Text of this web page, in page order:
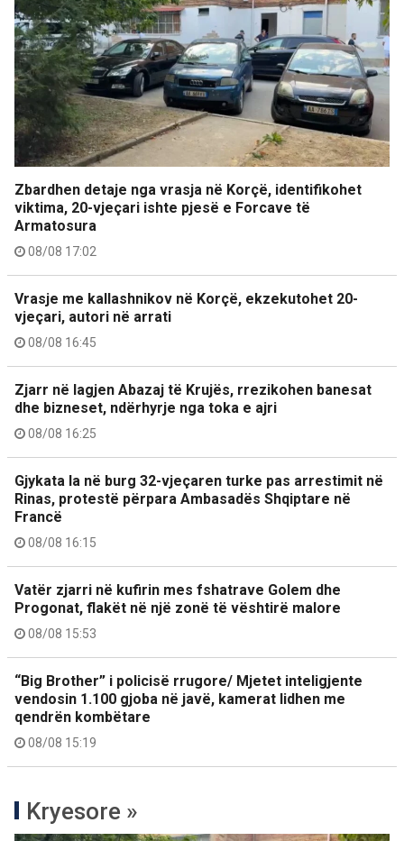
Zbardhen detaje nga vrasja në Korçë, identifikohet
viktima, 20-vjeçari ishte pjesë e Forcave të
Armatosura
08/08 17:02
Vrasje me kallashnikov në Korçë, ekzekutohet 20-
vjeçari, autori në arrati
08/08 16:45
Zjarr në lagjen Abazaj të Krujës, rrezikohen banesat
dhe bizneset, ndërhyrje nga toka e ajri
08/08 16:25
Gjykata la në burg 32-vjeçaren turke pas arrestimit në
Rinas, protestë përpara Ambasadës Shqiptare në
Francë
08/08 16:15
Vatër zjarri në kufirin mes fshatrave Golem dhe
Progonat, flakët në një zonë të vështirë malore
08/08 15:53
“Big Brother” i policisë rrugore/ Mjetet inteligjente
vendosin 1.100 gjoba në javë, kamerat lidhen me
qendrën kombëtare
08/08 15:19
Kryesore »